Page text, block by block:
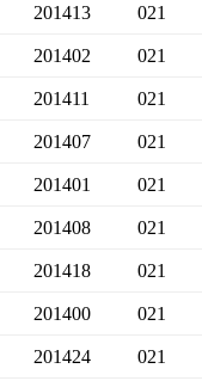
201413 021
201402 021
201411 021
201407 021
201401 021
201408 021
201418 021
201400 021
201424 021